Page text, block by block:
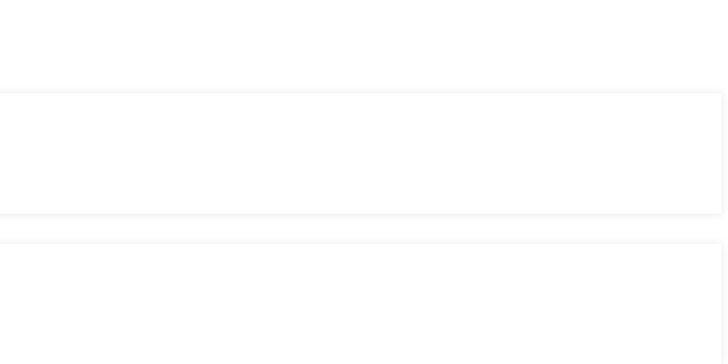
senza complicazioni.
del mercato.
piattaforme e dApp.